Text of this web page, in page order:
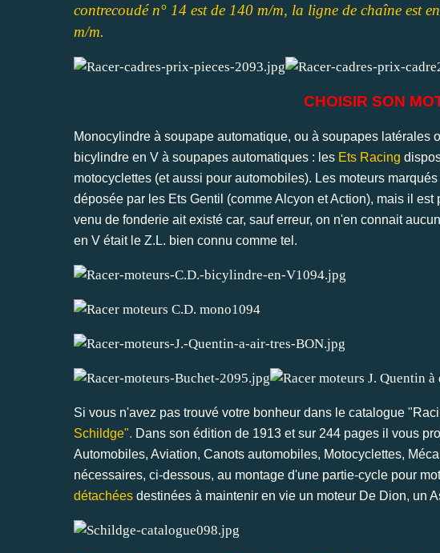
contrecoudé n° 14 est de 140 m/m, la ligne de chaîne est
m/m.
CHOISIR SON
Monocylindre à soupape automatique, ou à soupapes latérales
bicylindre en V à soupapes automatiques : les Ets Racing
motocyclettes (et aussi pour automobiles). Les moteurs
déposée par les Ets Gentil (comme Alcyon et Action), mais il
venu de fonderie ait existé car, sauf erreur, on n'en connait
en V était le Z.L. bien connu comme tel.
Si vous n'avez pas trouvé votre bonheur dans le catalogue
Schildge". Dans son édition de 1913 et sur 244 pages il vous
Automobiles, Aviation, Canots automobiles, Motocyclettes,
nécessaires, ci-dessous, au montage d'une partie-cycle pour
détachées destinées à maintenir en vie un moteur De Dion, un